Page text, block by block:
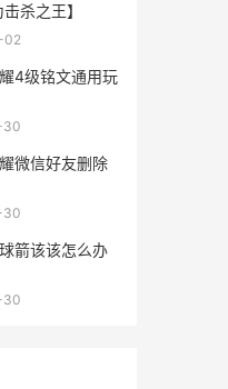
杀之王】
02
耀4级铭文通用玩
30
耀微信好友删除
30
球箭该该怎么办
30